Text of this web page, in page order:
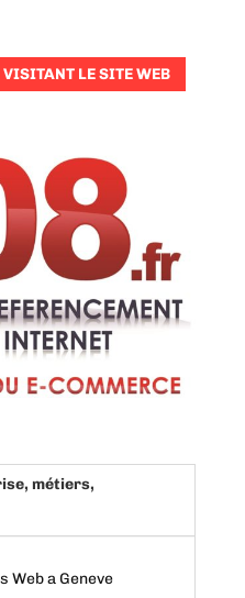
LE SITE WEB
métiers,
Web a Geneve